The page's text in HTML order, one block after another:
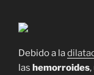
Debido a la
las hemorroides